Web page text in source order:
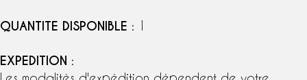
QUANTITE DISPONIBLE : 1
EXPEDITION :